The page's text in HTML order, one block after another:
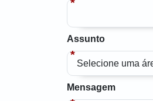
Assunto
Mensagem